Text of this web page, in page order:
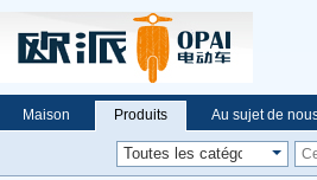
Maison Produits Au sujet de